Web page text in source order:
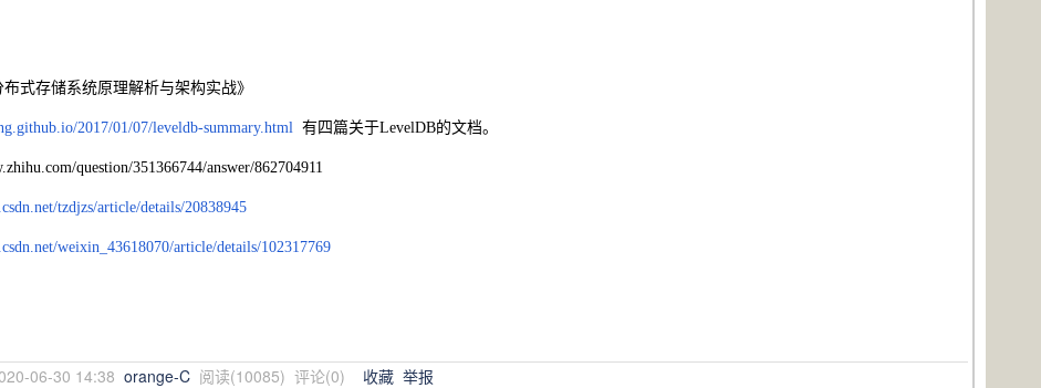
式存储系统原理解析与架构实战》
2017/01/07/leveldb-summary.html 有四篇关于LevelDB的文档。
question/351366744/answer/862704911
tzdjzs/article/details/20838945
weixin_43618070/article/details/102317769
06-30 14:38 orange-C 阅读(10085) 评论(0) 收藏 举报